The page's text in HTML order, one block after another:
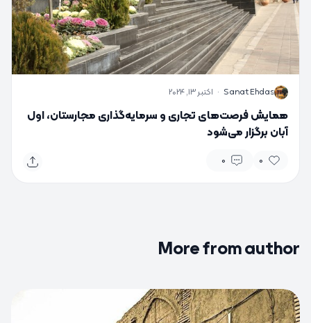
S
Sanat Ehdas
· اکتبر 13, 2024
همایش فرصت‌های تجاری و سرمایه‌گذاری مجارستان، اول
آبان برگزار می‌شود
0
0
More from author
0